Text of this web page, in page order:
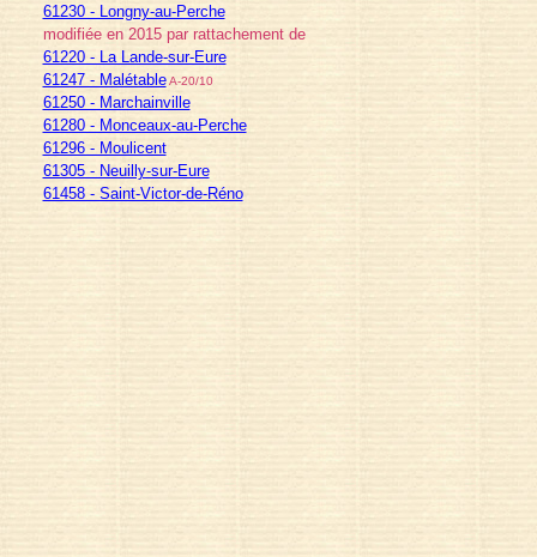
61230 - Longny-au-Perche
modifiée en 2015 par rattachement de
61220 - La Lande-sur-Eure
61247 - MalétableA-20/10
61250 - Marchainville
61280 - Monceaux-au-Perche
61296 - Moulicent
61305 - Neuilly-sur-Eure
61458 - Saint-Victor-de-Réno